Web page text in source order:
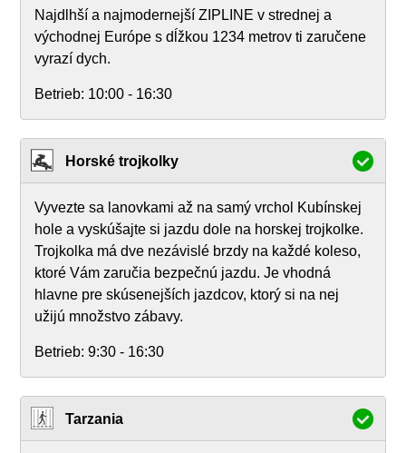
Najdlhší a najmodernejší ZIPLINE v strednej a
východnej Európe s dĺžkou 1234 metrov ti zaručene
vyrazí dych.
Betrieb: 10:00 - 16:30
Horské trojkolky
Vyvezte sa lanovkami až na samý vrchol Kubínskej
hole a vyskúšajte si jazdu dole na horskej trojkolke.
Trojkolka má dve nezávislé brzdy na každé koleso,
ktoré Vám zaručia bezpečnú jazdu. Je vhodná
hlavne pre skúsenejších jazdcov, ktorý si na nej
užijú množstvo zábavy.
Betrieb: 9:30 - 16:30
Tarzania